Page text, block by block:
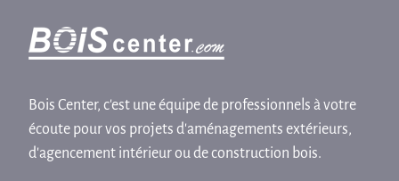
Bois Center, c'est une équipe de professionnels à votre
écoute pour vos projets d'aménagements extérieurs,
d'agencement intérieur ou de construction bois.